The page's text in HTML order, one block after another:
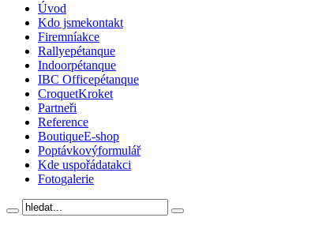
Úvod
Kdo jsmekontakt
Firemníakce
Rallyepétanque
Indoorpétanque
IBC Officepétanque
CroquetKroket
Partneři
Reference
BoutiqueE-shop
Poptávkovýformulář
Kde uspořádatakci
Fotogalerie